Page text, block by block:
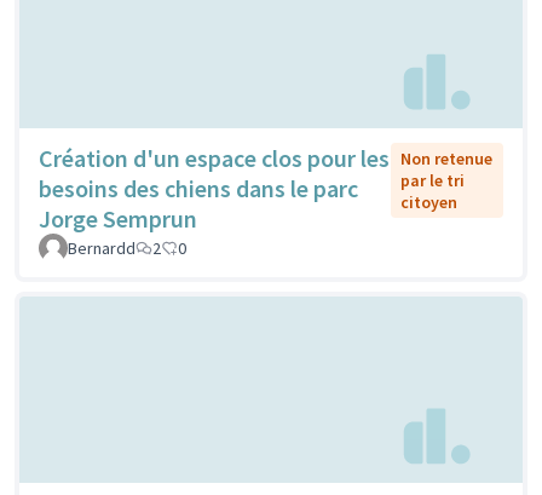
Création d'un espace clos pour les
besoins des chiens dans le parc
Jorge Semprun
Non retenue
par le tri
citoyen
Bernardd 2 0